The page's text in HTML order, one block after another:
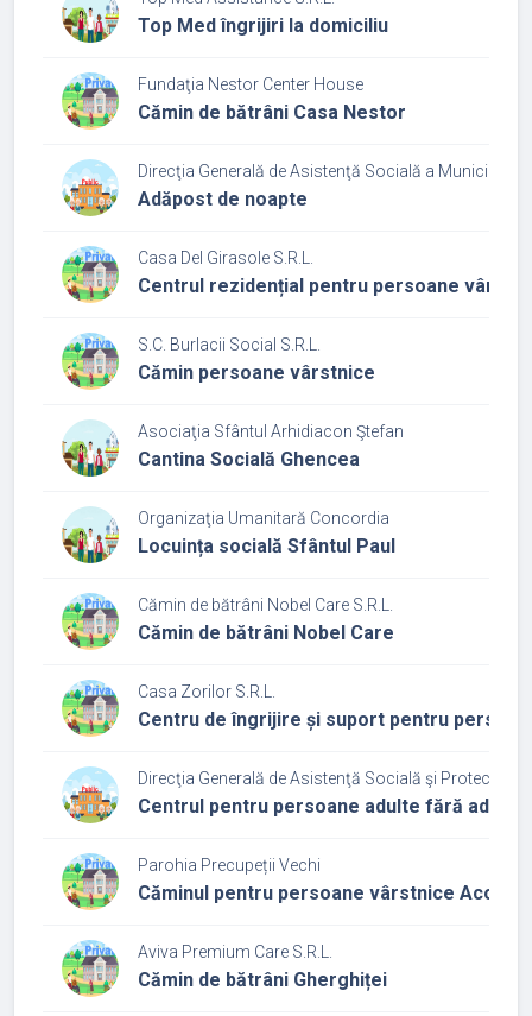
Top Med îngrijiri la domiciliu
Fundaţia Nestor Center House
Cămin de bătrâni Casa Nestor
Direcţia Generală de Asistenţă Socială a Municipiului
Adăpost de noapte
Casa Del Girasole S.R.L.
Centrul rezidențial pentru persoane
S.C. Burlacii Social S.R.L.
Cămin persoane vârstnice
Asociaţia Sfântul Arhidiacon Ştefan
Cantina Socială Ghencea
Organizaţia Umanitară Concordia
Locuința socială Sfântul Paul
Cămin de bătrâni Nobel Care S.R.L.
Cămin de bătrâni Nobel Care
Casa Zorilor S.R.L.
Centru de îngrijire și suport pentru
Direcţia Generală de Asistenţă Socială şi Protecţia
Centrul pentru persoane adulte fără
Parohia Precupeții Vechi
Căminul pentru persoane vârstnice
Aviva Premium Care S.R.L.
Cămin de bătrâni Gherghiței